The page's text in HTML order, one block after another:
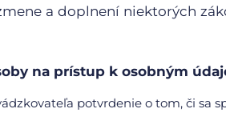
a doplnení niektorých
na prístup k osobným
potvrdenie o tom, či sa